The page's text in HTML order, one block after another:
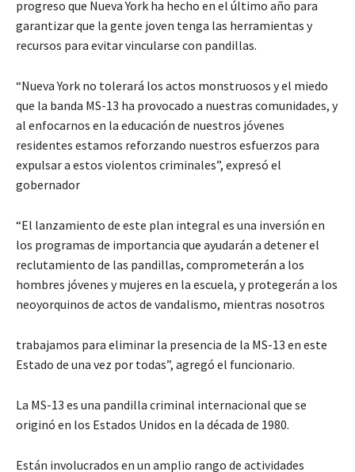
progreso que Nueva York ha hecho en el último año para
garantizar que la gente joven tenga las herramientas y
recursos para evitar vincularse con pandillas.
“Nueva York no tolerará los actos monstruosos y el miedo
que la banda MS-13 ha provocado a nuestras comunidades, y
al enfocarnos en la educación de nuestros jóvenes
residentes estamos reforzando nuestros esfuerzos para
expulsar a estos violentos criminales”, expresó el
gobernador
“El lanzamiento de este plan integral es una inversión en
los programas de importancia que ayudarán a detener el
reclutamiento de las pandillas, comprometerán a los
hombres jóvenes y mujeres en la escuela, y protegerán a los
neoyorquinos de actos de vandalismo, mientras nosotros
trabajamos para eliminar la presencia de la MS-13 en este
Estado de una vez por todas”, agregó el funcionario.
La MS-13 es una pandilla criminal internacional que se
originó en los Estados Unidos en la década de 1980.
Están involucrados en un amplio rango de actividades